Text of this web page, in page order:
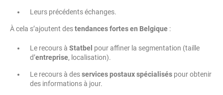
Leurs précédents échanges.
À cela s’ajoutent destendances fortes en Belgique :
Le recours à Statbel pour affiner la segmentation (taille
d’entreprise, localisation).
Le recours à desservices postaux spécialisés pour obtenir
des informations à jour.